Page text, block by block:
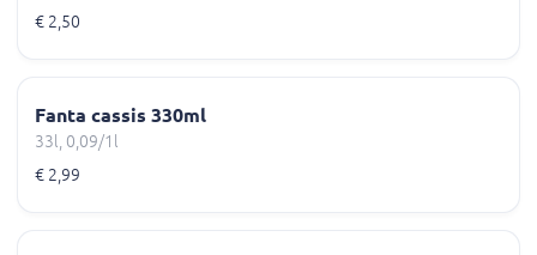
€ 2,50
Fanta cassis 330ml
33l, 0,09/1l
€ 2,99